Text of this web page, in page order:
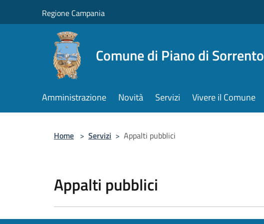
Regione Campania
Comune di Piano di Sorrento
Amministrazione Novità Servizi Vivere il Comune
Home > Servizi > Appalti pubblici
Appalti pubblici